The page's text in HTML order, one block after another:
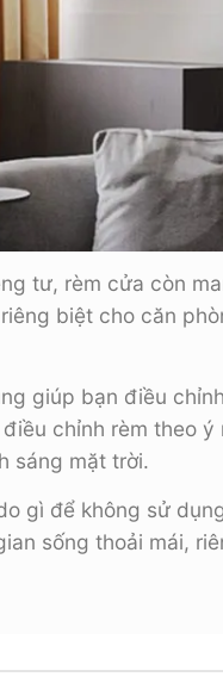
tư, rèm cửa còn
biệt cho căn
giúp bạn điều
chỉnh rèm theo
sáng mặt trời.
gì để không sử
sống thoải mái,